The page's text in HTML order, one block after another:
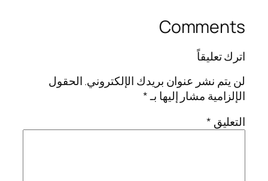
Comments
اترك تعليقاً
لن يتم نشر عنوان بريدك الإلكتروني.الحقول
الإلزامية مشار إليها بـ*
التعليق *